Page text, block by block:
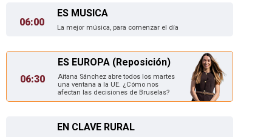
06:00
ES MUSICA
La mejor música, para comenzar el día
06:30
ES EUROPA (Reposición)
Aitana Sánchez abre todos los martes
una ventana a la UE. ¿Cómo nos
afectan las decisiones de Bruselas?
EN CLAVE RURAL